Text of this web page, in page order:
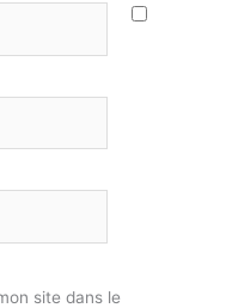
site dans le